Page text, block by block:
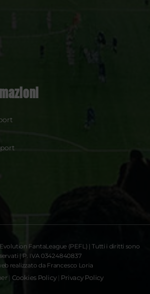
FantaLeague (PEFL) | Tutti i diritti sono
| P. IVA 03424840837
realizzato da Francesco Loria
Cookies Policy| Privacy Policy